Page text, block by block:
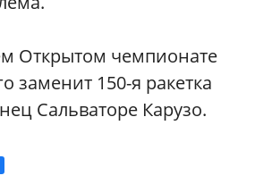
Открытом чемпионате
заменит 150-я ракетка
Сальваторе Карузо.